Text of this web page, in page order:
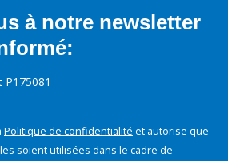
à notre newsletter
Politique de confidentialité et autorise que
soient utilisées dans le cadre de